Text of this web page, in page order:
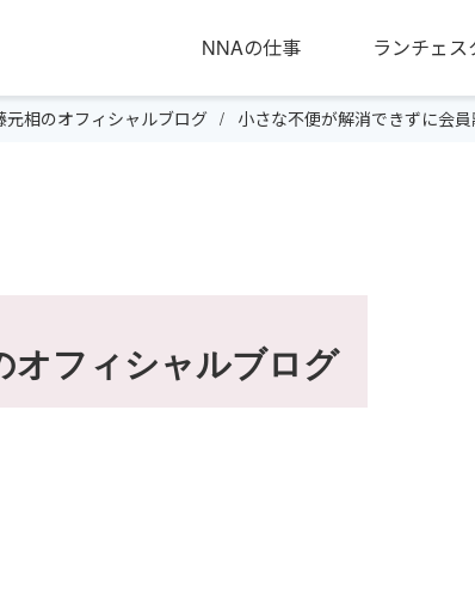
NNAの仕事 ランチェス
元相のオフィシャルブログ 小さな不便が解消できずに会
オフィシャルブログ